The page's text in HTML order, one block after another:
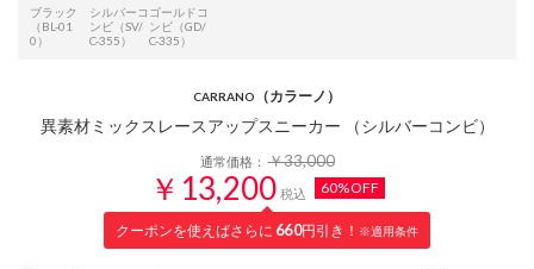
ブラック
（BL-01
0）
シルバーコ
ンビ（SV/
C-355）
ゴールドコ
ンビ（GD/
C-335）
CARRANO （カラーノ）
異素材ミックスレースアップスニーカー （シルバーコンビ）
通常価格：￥33,000
￥13,200 税込 60%OFF
クーポンを使えばさらに 660円引き！ ※適用条件